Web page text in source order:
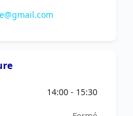
14:00 - 15:30